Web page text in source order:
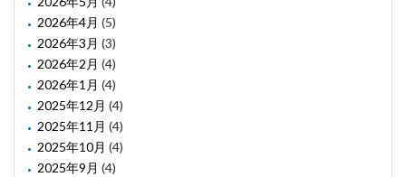
2026年4月 (5)
2026年3月 (3)
2026年2月 (4)
2026年1月 (4)
2025年12月 (4)
2025年11月 (4)
2025年10月 (4)
2025年9月 (4)